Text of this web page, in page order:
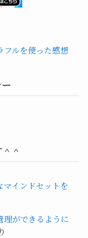
フルを使った感想
＾
マインドセットを
理ができるように